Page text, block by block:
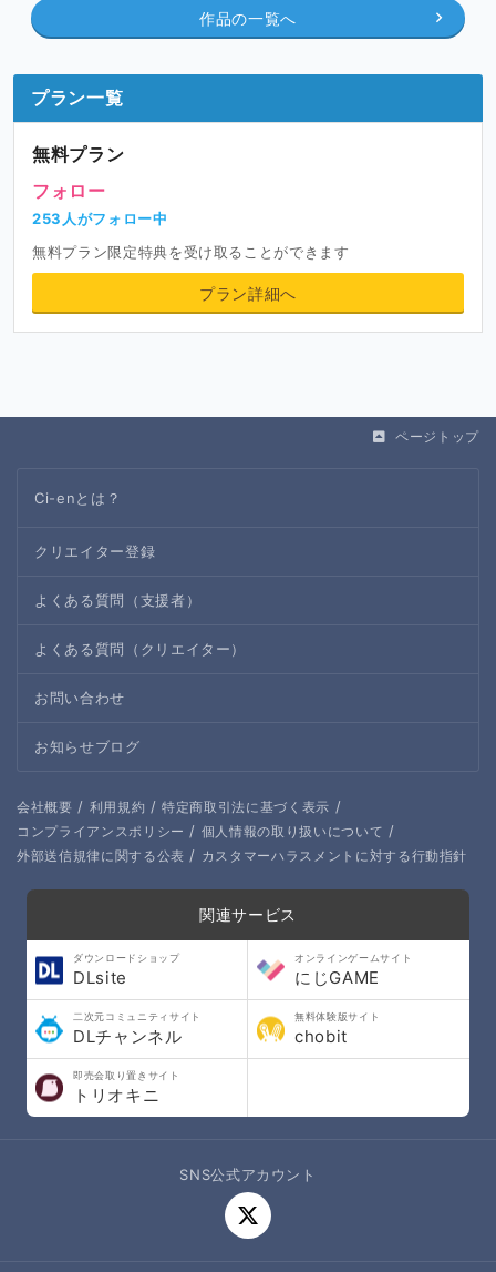
作品の一覧へ
プラン一覧
無料プラン
フォロー
253人がフォロー中
無料プラン限定特典を受け取ることができます
プラン詳細へ
ページトップ
Ci-enとは？
クリエイター登録
よくある質問（支援者）
よくある質問（クリエイター）
お問い合わせ
お知らせブログ
会社概要 / 利用規約 / 特定商取引法に基づく表示 /
コンプライアンスポリシー / 個人情報の取り扱いについて /
外部送信規律に関する公表 / カスタマーハラスメントに対する行動指針
関連サービス
ダウンロードショップ
DLsite
オンラインゲームサイト
にじGAME
二次元コミュニティサイト
DLチャンネル
無料体験版サイト
chobit
即売会取り置きサイト
トリオキニ
SNS公式アカウント